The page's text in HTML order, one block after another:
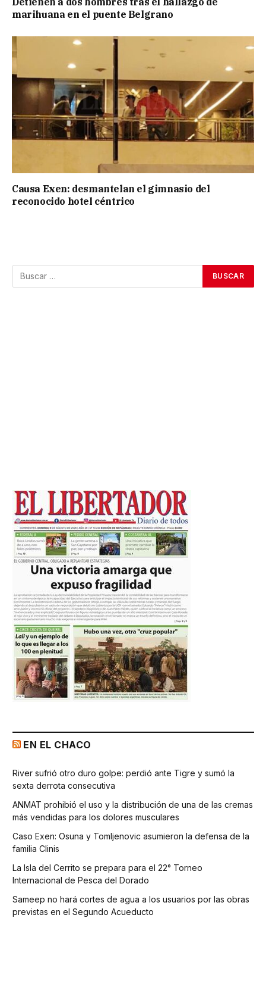
marihuana en el puente Belgrano
Causa Exen: desmantelan el gimnasio del
reconocido hotel céntrico
EN EL CHACO
River sufrió otro duro golpe: perdió ante Tigre y sumó la
sexta derrota consecutiva
ANMAT prohibió el uso y la distribución de una de las cremas
más vendidas para los dolores musculares
Caso Exen: Osuna y Tomljenovic asumieron la defensa de la
familia Clinis
La Isla del Cerrito se prepara para el 22° Torneo
Internacional de Pesca del Dorado
Sameep no hará cortes de agua a los usuarios por las obras
previstas en el Segundo Acueducto